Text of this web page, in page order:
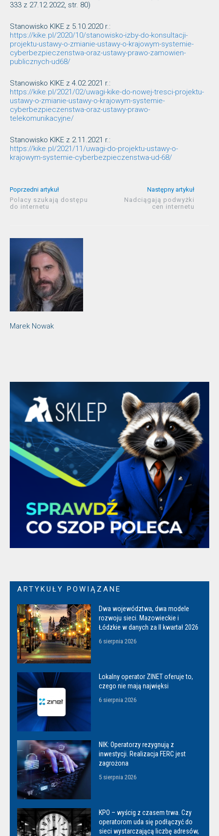
333 z 27.12.2022, str. 80)
Stanowisko KIKE z 5.10.2020 r.:
https://kike.pl/2020/10/stanowisko-izby-do-konsultacji-
projektu-ustawy-o-zmianie-ustawy-o-krajowym-systemie-
cyberbezpieczenstwa-oraz-ustawy-prawo-zamowien-
publicznych-ud68/
Stanowisko KIKE z 4.02.2021 r.:
https://kike.pl/2021/02/uwagi-kike-do-nowej-tresci-projektu-
ustawy-o-zmianie-ustawy-o-krajowym-systemie-
cyberbezpieczenstwa-oraz-ustawy-prawo-
telekomunikacyjne/
Stanowisko KIKE z 2.11.2021 r.:
https://kike.pl/2021/11/uwagi-do-projektu-ustawy-o-
krajowym-systemie-cyberbezpieczenstwa-ud-68/
Poprzedni artykuł
Polacy szukają dostępu
do internetu
Następny artykuł
Nadciągają podwyżki
cen internetu
Marek Nowak
ARTYKUŁY POWIĄZANE
Dwa województwa, dwa modele
rozwoju sieci. Mazowieckie i
Łódzkie w danych za II kwartał 2026
6 sierpnia 2026
Lokalny operator ZINET oferuje to,
czego nie mają najwięksi
6 sierpnia 2026
NIK: Operatorzy rezygnują z
inwestycji. Realizacja FERC jest
zagrożona
5 sierpnia 2026
KPO – wyścig z czasem trwa. Czy
operatorom uda się podłączyć do
sieci wystarczającą liczbę adresów,